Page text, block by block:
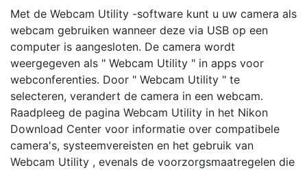
Met de Webcam Utility -software kunt u uw camera als
webcam gebruiken wanneer deze via USB op een
computer is aangesloten. De camera wordt
weergegeven als " Webcam Utility " in apps voor
webconferenties. Door " Webcam Utility " te
selecteren, verandert de camera in een webcam.
Raadpleeg de pagina Webcam Utility in het Nikon
Download Center voor informatie over compatibele
camera's, systeemvereisten en het gebruik van
Webcam Utility , evenals de voorzorgsmaatregelen die